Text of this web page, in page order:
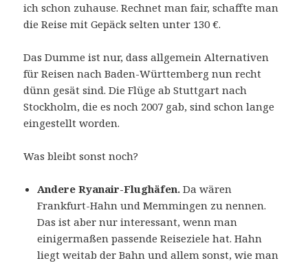
ich schon zuhause. Rechnet man fair, schaffte man
die Reise mit Gepäck selten unter 130 €.
Das Dumme ist nur, dass allgemein Alternativen
für Reisen nach Baden-Württemberg nun recht
dünn gesät sind. Die Flüge ab Stuttgart nach
Stockholm, die es noch 2007 gab, sind schon lange
eingestellt worden.
Was bleibt sonst noch?
Andere Ryanair-Flughäfen. Da wären
Frankfurt-Hahn und Memmingen zu nennen.
Das ist aber nur interessant, wenn man
einigermaßen passende Reiseziele hat. Hahn
liegt weitab der Bahn und allem sonst, wie man